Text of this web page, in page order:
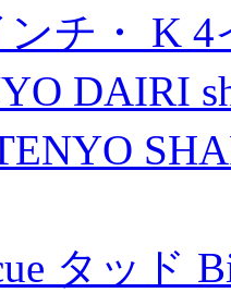
ンチ・ K
DAIRI
タッド